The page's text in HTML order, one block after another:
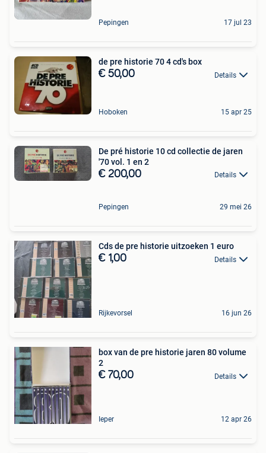
Pepingen 17 jul 23
de pre historie 70 4 cd's box
€ 50,00 Details
Hoboken 15 apr 25
De pré historie 10 cd collectie de jaren
'70 vol. 1 en 2
€ 200,00 Details
Pepingen 29 mei 26
Cds de pre historie uitzoeken 1 euro
€ 1,00 Details
Rijkevorsel 16 jun 26
box van de pre historie jaren 80 volume
2
€ 70,00 Details
Ieper 12 apr 26